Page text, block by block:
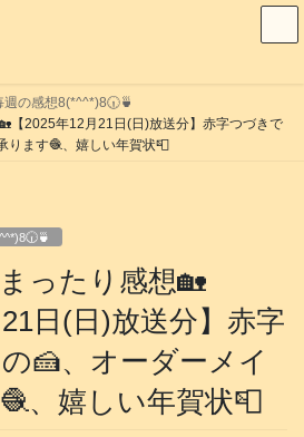
の感想8(*^^*)8🕡️🍵
【2025年12月21日(日)放送分】赤字つづきで
ります🧶、嬉しい年賀状📮
ったり感想🏡
21日(日)放送分】赤字
🍰、オーダーメイ
、嬉しい年賀状📮